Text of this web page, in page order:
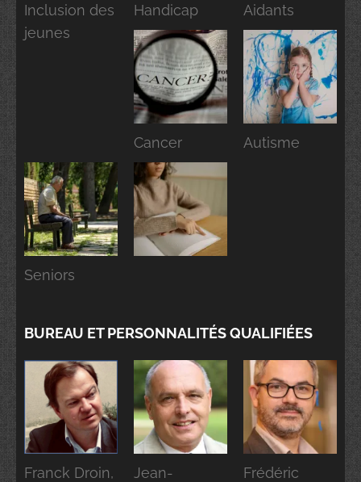
Inclusion des
jeunes
Handicap Aidants
Cancer Autisme
Seniors
BUREAU ET PERSONNALITÉS QUALIFIÉES
Franck Droin,
Jean-
Frédéric